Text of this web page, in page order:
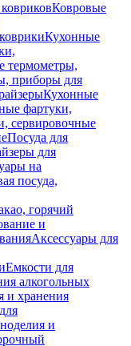
Ковровые
Кухонные
термометры,
приборы для
Кухонные
фартуки,
сервировочные
Посуда для
для
на
посуда,
горячий
и
Аксессуары для
Емкости для
алкогольных
и хранения
и